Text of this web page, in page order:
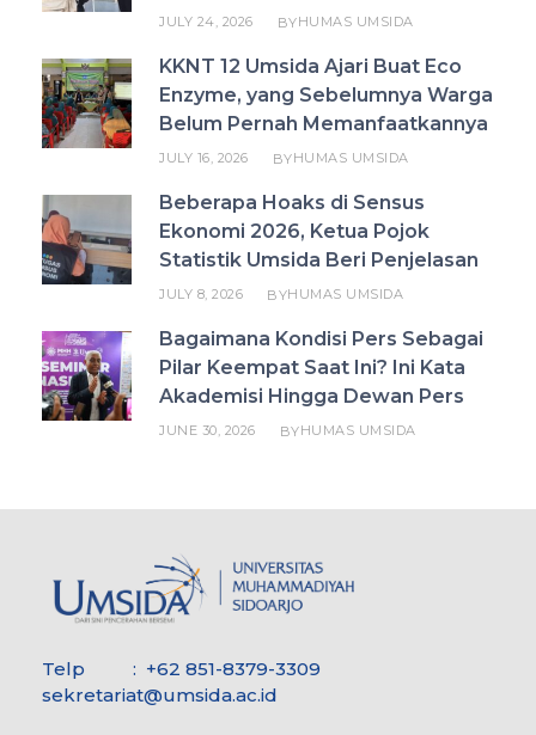
JULY 24, 2026 BYHUMAS UMSIDA
KKNT 12 Umsida Ajari Buat Eco
Enzyme, yang Sebelumnya Warga
Belum Pernah Memanfaatkannya
JULY 16, 2026 BYHUMAS UMSIDA
Beberapa Hoaks di Sensus
Ekonomi 2026, Ketua Pojok
Statistik Umsida Beri Penjelasan
JULY 8, 2026 BYHUMAS UMSIDA
Bagaimana Kondisi Pers Sebagai
Pilar Keempat Saat Ini? Ini Kata
Akademisi Hingga Dewan Pers
JUNE 30, 2026 BYHUMAS UMSIDA
Telp : +62 851-8379-3309
sekretariat@umsida.ac.id